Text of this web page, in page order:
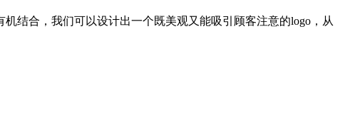
结合，我们可以设计出一个既美观又能吸引顾客注意的logo，从